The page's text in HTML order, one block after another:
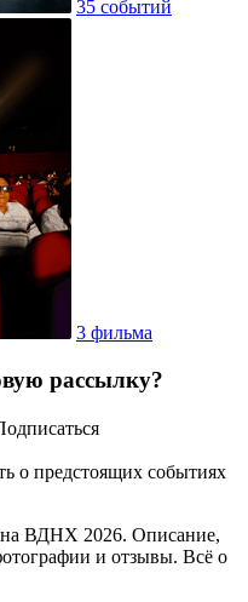
35 событий
3 фильма
рассылку?
о предстоящих событиях
на ВДНХ 2026. Описание,
и отзывы. Всё о